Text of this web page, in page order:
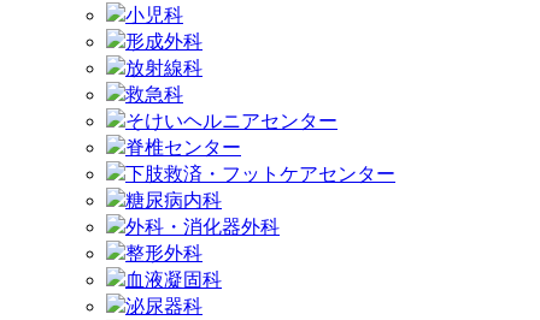
小児科
形成外科
放射線科
救急科
そけいヘルニアセンター
脊椎センター
下肢救済・フットケアセンター
糖尿病内科
外科・消化器外科
整形外科
血液凝固科
泌尿器科